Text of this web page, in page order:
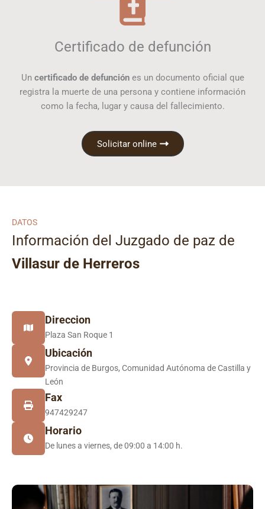
Certificado de defunción
Un certificado de defunciónes un documento oficial que
registra la muerte de una persona y contiene información
como la fecha, lugar y causa del fallecimiento.
Solicitar online
DATOS
Información del Juzgado de paz de
Villasur de Herreros
Direccion
Plaza San Roque 1
Ubicación
Provincia de Burgos, Comunidad Autónoma de Castilla y
León
Fax
947429247
Horario
De lunes a viernes, de 09:00 a 14:00 h.